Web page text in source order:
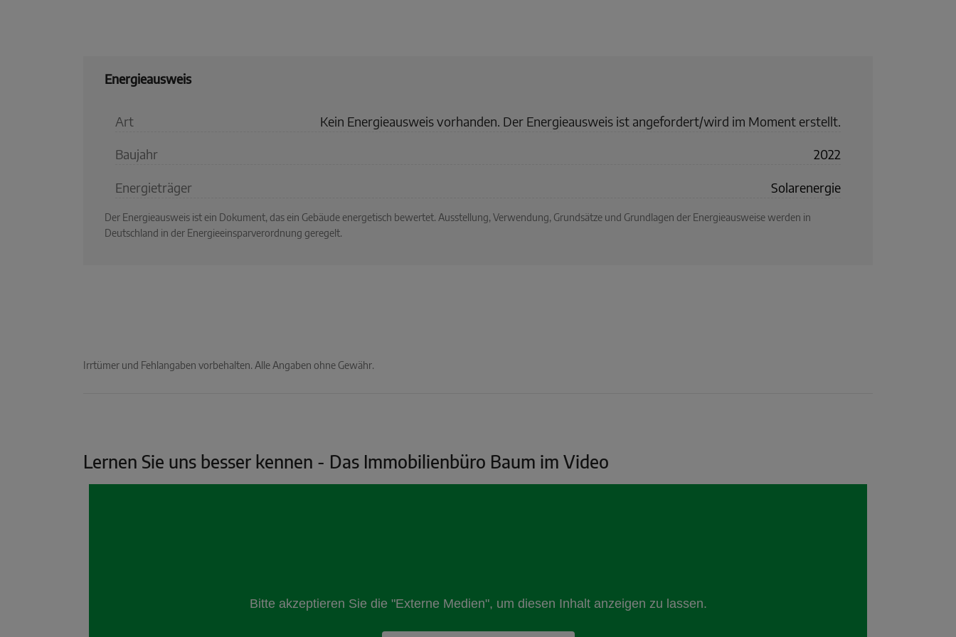
Energieausweis
Art Kein Energieausweis vorhanden. Der Energieausweis ist angefordert/wird im Moment erstellt.
Baujahr 2022
Energieträger Solarenergie
Der Energieausweis ist ein Dokument, das ein Gebäude energetisch bewertet. Ausstellung, Verwendung, Grundsätze und Grundlagen der Energieausweise werden in
Deutschland in der Energieeinsparverordnung geregelt.
Irrtümer und Fehlangaben vorbehalten. Alle Angaben ohne Gewähr.
Lernen Sie uns besser kennen - Das Immobilienbüro Baum im Video